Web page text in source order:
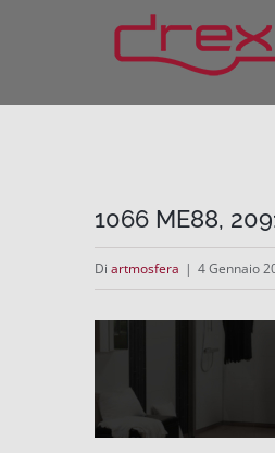
1066 ME88,
Di artmosfera | 4 Gennaio